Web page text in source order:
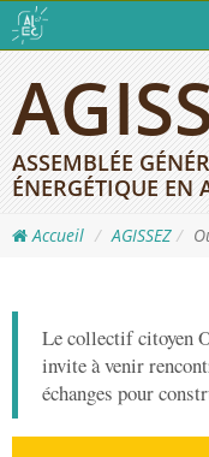
ASSEMBLÉE
ÉNERGÉTIQUE EN
Accueil AGISSEZ
Le collectif citoyen
invite à venir
échanges pour